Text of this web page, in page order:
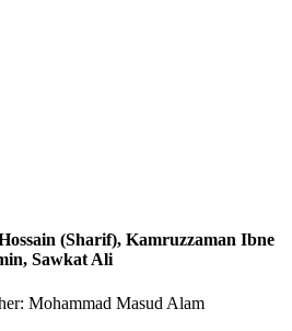
(Sharif), Kamruzzaman Ibne
Sawkat Ali
Mohammad Masud Alam